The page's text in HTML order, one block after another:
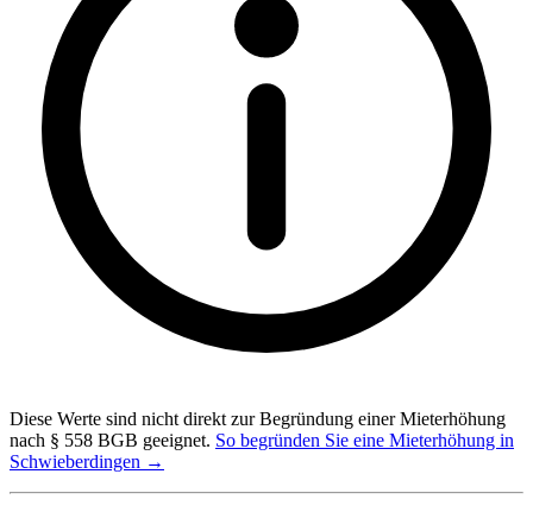
Diese Werte sind nicht direkt zur Begründung einer Mieterhöhung
nach § 558 BGB geeignet. So begründen Sie eine Mieterhöhung in
Schwieberdingen →